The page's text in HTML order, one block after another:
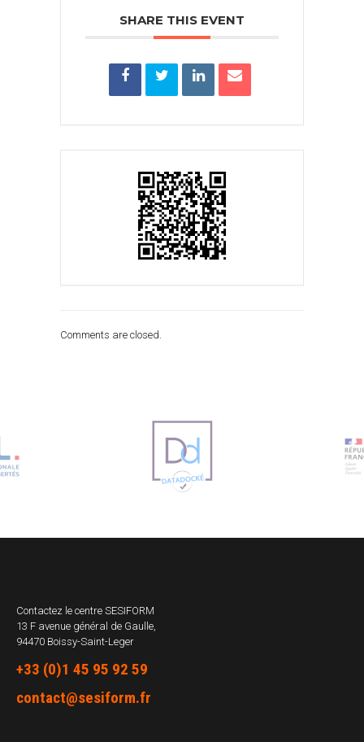
SHARE THIS EVENT
Comments are closed.
Contactez le centre SESIFORM
13 F avenue général de Gaulle,
94470 Boissy-Saint-Leger
+33 (0)1 45 95 92 59
contact@sesiform.fr